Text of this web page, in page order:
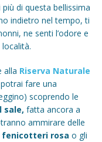
di questa bellissima
indietro nel tempo, ti
ne senti l’odore e
alla Riserva Naturale
fare una
scoprendo le
sale, fatta ancora a
ammirare delle
fenicotteri rosa o gli